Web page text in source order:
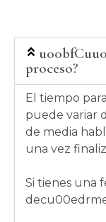
proceso?
El tiempo
puede variar
de media
una vez
Si tienes una